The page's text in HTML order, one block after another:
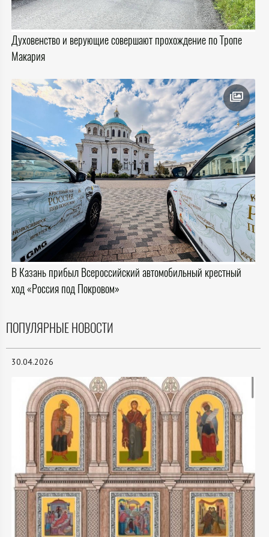
Духовенство и верующие совершают прохождение по Тропе
Макария
В Казань прибыл Всероссийский автомобильный крестный
ход «Россия под Покровом»
ПОПУЛЯРНЫЕ НОВОСТИ
30.04.2026